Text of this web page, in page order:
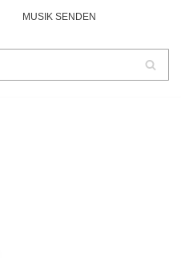
MUSIK SENDEN